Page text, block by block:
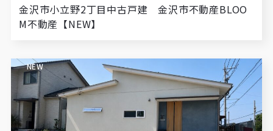
金沢市小立野2丁目中古戸建 金沢市不動産BLOO
M不動産【NEW】
NEW